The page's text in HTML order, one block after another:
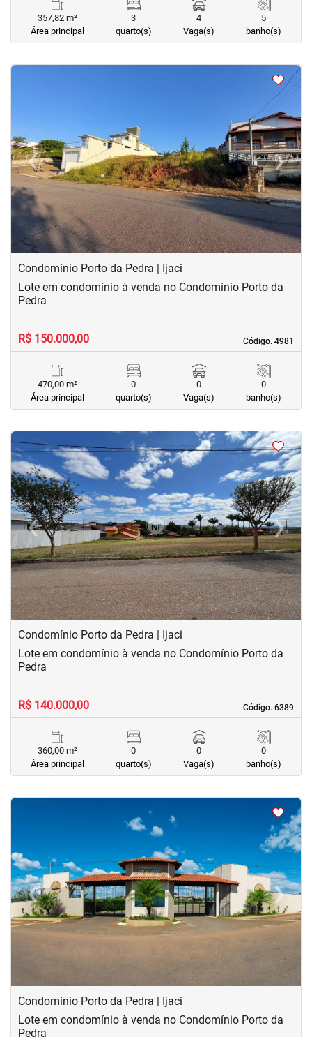
357,82 m²
Área principal
3
quarto(s)
4
Vaga(s)
5
banho(s)
<
‹Previous ›Next
Condomínio Porto da Pedra | Ijaci
Código. 4981
Código. 4981
Lote em condomínio à venda no Condomínio Porto da
Pedra
R$ 150.000,00
470,00 m²
Área principal
0
quarto(s)
0
Vaga(s)
0
banho(s)
<<<
‹Previous ›Next
Condomínio Porto da Pedra | Ijaci
Código. 6389
Código. 6389
Lote em condomínio à venda no Condomínio Porto da
Pedra
R$ 140.000,00
360,00 m²
Área principal
0
quarto(s)
0
Vaga(s)
0
banho(s)
<
‹Previous ›Next
Condomínio Porto da Pedra | Ijaci
Lote em condomínio à venda no Condomínio Porto da
Pedra